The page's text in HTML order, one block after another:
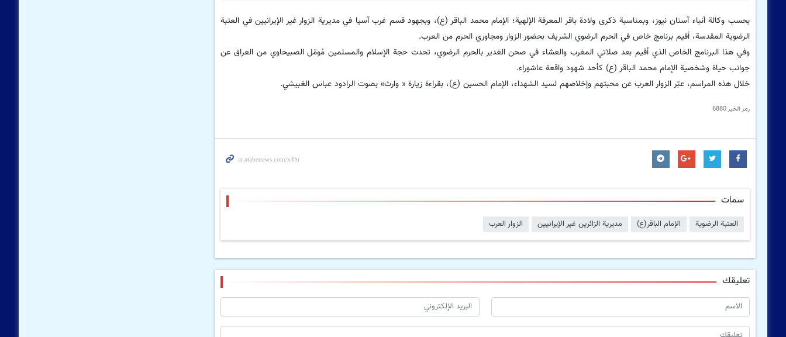
بحسب وكالة أنباء آستان نيوز، وبمناسبة ذكرى ولادة باقر المعرفة الإلهية؛ الإمام محمد الباقر (ع)، وبجهود قسم غرب آسيا في مدیریة الزوار غير الإيرانيين في العتبة
الرضوية المقدسة، أقيم برنامج خاص في الحرم الرضوي الشریف بحضور الزوار ومجاوري الحرم من العرب.
وفي هذا البرنامج الخاص الذي أقيم بعد صلاتي المغرب والعشاء في صحن الغدير بالحرم الرضوي، تحدث حجة الإسلام والمسلمین مُومّل الصبيحاوي من العراق عن
جوانب حياة وشخصية الإمام محمد الباقر (ع) كأحد شهود واقعة عاشوراء.
خلال هذه المراسم، عبّر الزوار العرب عن محبتهم وإخلاصهم لسيد الشهداء، الإمام الحسين (ع)، بقراءة زيارة « وارث» بصوت الرادود عباس الغبيشي.
رمز الخبر6880
سمات
العتبة الرضوية الإمام الباقر(ع) مدیریة الزائرین غیر الإیرانیین الزوار العرب
تعليقك